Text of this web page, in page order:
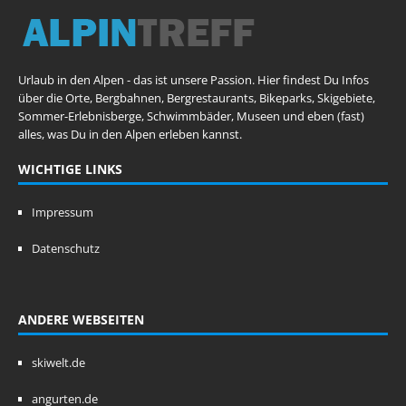
Urlaub in den Alpen - das ist unsere Passion. Hier findest Du Infos
über die Orte, Bergbahnen, Bergrestaurants, Bikeparks, Skigebiete,
Sommer-Erlebnisberge, Schwimmbäder, Museen und eben (fast)
alles, was Du in den Alpen erleben kannst.
WICHTIGE LINKS
Impressum
Datenschutz
ANDERE WEBSEITEN
skiwelt.de
angurten.de